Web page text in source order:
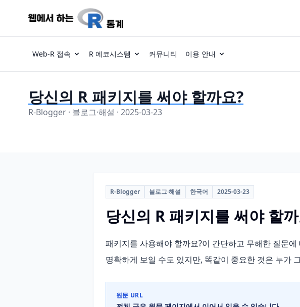
Web-R 접속 R 에코시스템 커뮤니티 이용 안내
당신의 R 패키지를 써야 할까요?
R-Blogger · 블로그·해설 · 2025-03-23
R-Blogger 블로그·해설 한국어 2025-03-23
당신의 R 패키지를 써야 할
패키지를 사용해야 할까요?이 간단하고 무해한 질문
명확하게 보일 수도 있지만, 똑같이 중요한 것은 누가
원문 URL